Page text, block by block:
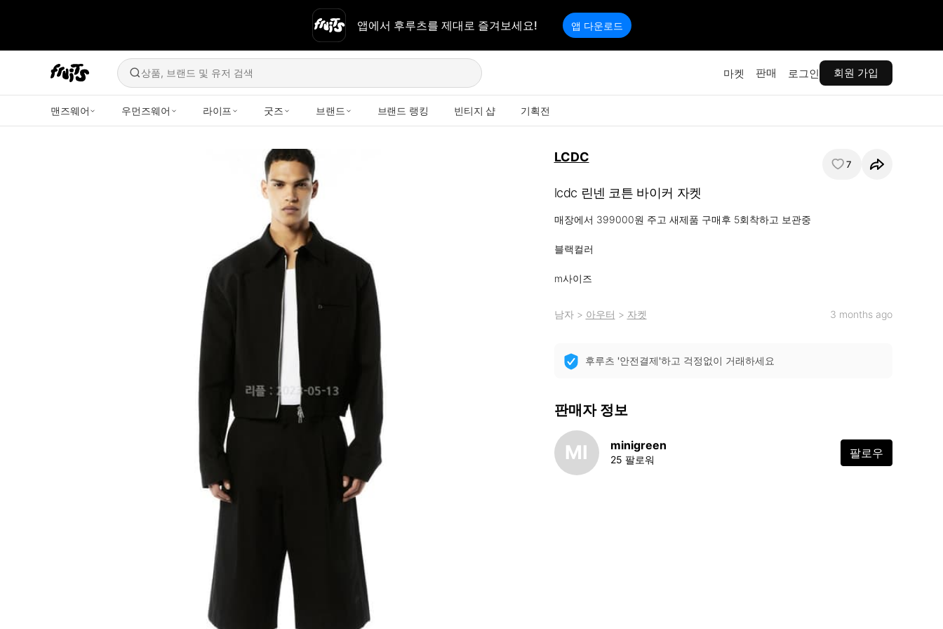
앱에서 후루츠를 제대로 즐겨보세요! 앱 다운로드
상품, 브랜드 및 유저 검색 마켓 판매 로그인 회원 가입
맨즈웨어 우먼즈웨어 라이프 굿즈 브랜드 브랜드 랭킹 빈티지 샵 기획전
LCDC 7
lcdc 린넨 코튼 바이커 자켓
매장에서 399000원 주고 새제품 구매후 5회착하고 보관중
블랙컬러
m사이즈
남자> 아우터 > 자켓 3 months ago
후루츠 '안전결제'하고 걱정없이 거래하세요
판매자 정보
MI minigreen
25 팔로워 팔로우